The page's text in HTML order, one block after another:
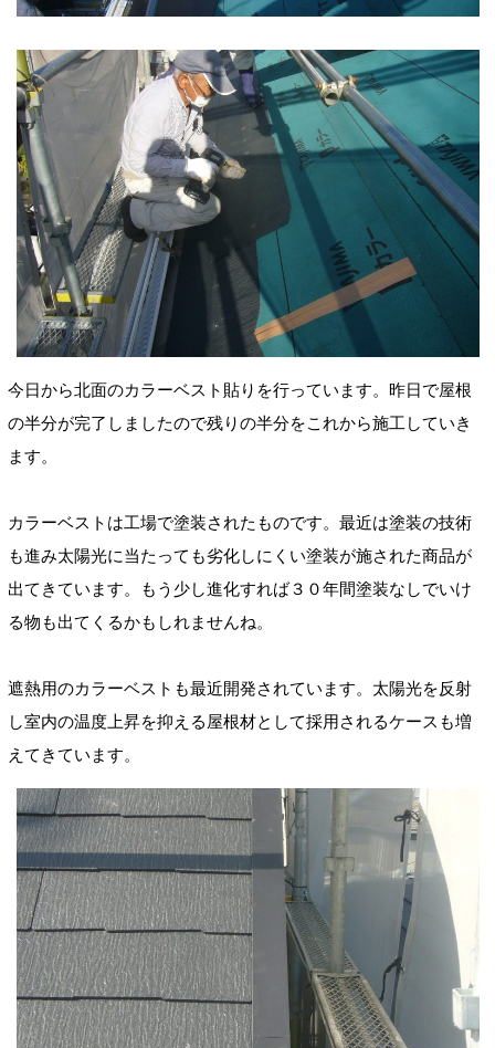
今日から北面のカラーベスト貼りを行っています。昨日で屋根
の半分が完了しましたので残りの半分をこれから施工していき
ます。
カラーベストは工場で塗装されたものです。最近は塗装の技術
も進み太陽光に当たっても劣化しにくい塗装が施された商品が
出てきています。もう少し進化すれば３０年間塗装なしでいけ
る物も出てくるかもしれませんね。
遮熱用のカラーベストも最近開発されています。太陽光を反射
し室内の温度上昇を抑える屋根材として採用されるケースも増
えてきています。